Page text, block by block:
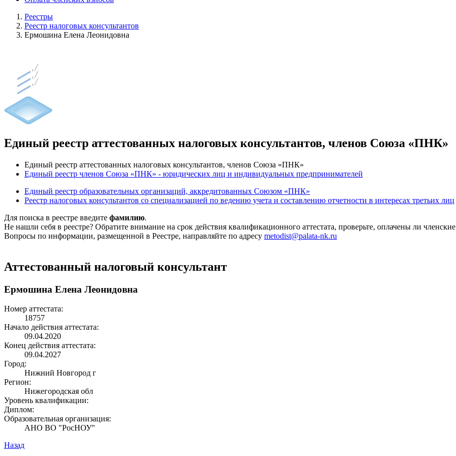
Реестры
Реестр налоговых консультантов
Ермошина Елена Леонидовна
Единый реестр аттестованных налоговых консультантов, членов Союза «ПНК»
Единый реестр аттестованных налоговых консультантов, членов Союза «ПНК»
Единый реестр членов Союза «ПНК» - юридических лиц и индивидуальных предпринимателей
Единый реестр образовательных организаций, аккредитованных Союзом «ПНК»
Реестр налоговых консультантов со специализацией по ведению учета и составлению отчетности в интересах третьих лиц
Для поиска в реестре введите фамилию.
Не нашли себя в реестре? Обратите внимание на срок действия квалификационного аттестата, проверьте, оплачены ли
Вопросы по информации, размещенной в Реестре, направляйте по адресу metodist@palata-nk.ru
Аттестованный налоговый консультант
Ермошина Елена Леонидовна
Номер аттестата:
18757
Начало действия аттестата:
09.04.2020
Конец действия аттестата:
09.04.2027
Город:
Нижний Новгород г
Регион:
Нижегородская обл
Уровень квалификации:
Диплом:
Образовательная организация:
АНО ВО "РосНОУ"
Назад